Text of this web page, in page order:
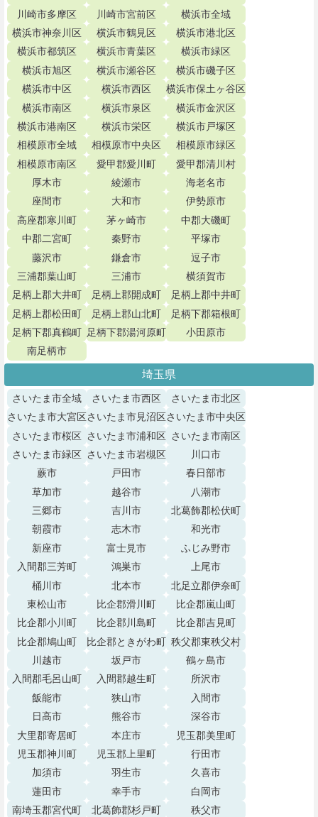
川崎市多摩区
川崎市宮前区
横浜市全域
横浜市神奈川区
横浜市鶴見区
横浜市港北区
横浜市都筑区
横浜市青葉区
横浜市緑区
横浜市旭区
横浜市瀬谷区
横浜市磯子区
横浜市中区
横浜市西区
横浜市保土ヶ谷区
横浜市南区
横浜市泉区
横浜市金沢区
横浜市港南区
横浜市栄区
横浜市戸塚区
相模原市全域
相模原市中央区
相模原市緑区
相模原市南区
愛甲郡愛川町
愛甲郡清川村
厚木市
綾瀬市
海老名市
座間市
大和市
伊勢原市
高座郡寒川町
茅ヶ崎市
中郡大磯町
中郡二宮町
秦野市
平塚市
藤沢市
鎌倉市
逗子市
三浦郡葉山町
三浦市
横須賀市
足柄上郡大井町
足柄上郡開成町
足柄上郡中井町
足柄上郡松田町
足柄上郡山北町
足柄下郡箱根町
足柄下郡真鶴町 足柄下郡湯河原町
小田原市
南足柄市
埼玉県
さいたま市全域 さいたま市西区
さいたま市北区
さいたま市大宮区さいたま市見沼区さいたま市中央区
さいたま市桜区 さいたま市浦和区 さいたま市南区
さいたま市緑区 さいたま市岩槻区
川口市
蕨市
戸田市
春日部市
草加市
越谷市
八潮市
三郷市
吉川市
北葛飾郡松伏町
朝霞市
志木市
和光市
新座市
富士見市
ふじみ野市
入間郡三芳町
鴻巣市
上尾市
桶川市
北本市
北足立郡伊奈町
東松山市
比企郡滑川町
比企郡嵐山町
比企郡小川町
比企郡川島町
比企郡吉見町
比企郡鳩山町
比企郡ときがわ町 秩父郡東秩父村
川越市
坂戸市
鶴ヶ島市
入間郡毛呂山町
入間郡越生町
所沢市
飯能市
狭山市
入間市
日高市
熊谷市
深谷市
大里郡寄居町
本庄市
児玉郡美里町
児玉郡神川町
児玉郡上里町
行田市
加須市
羽生市
久喜市
蓮田市
幸手市
白岡市
南埼玉郡宮代町
北葛飾郡杉戸町
秩父市